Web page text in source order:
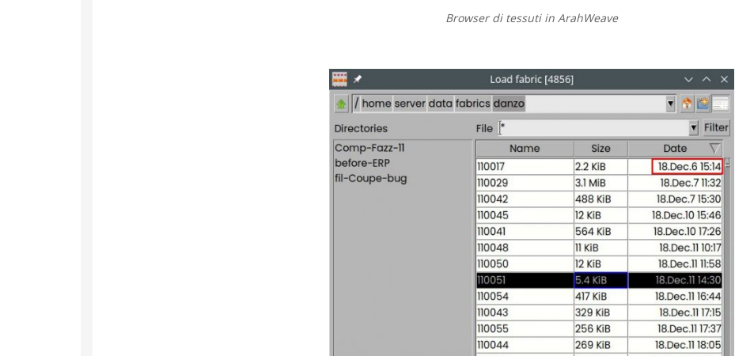
Browser di tessuti in ArahWeave